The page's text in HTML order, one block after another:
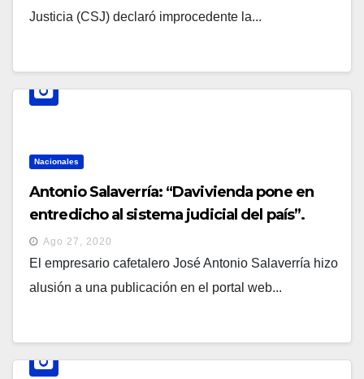
Justicia (CSJ) declaró improcedente la...
Nacionales
Antonio Salaverría: “Davivienda pone en
entredicho al sistema judicial del país”.
Ago 27, 2020
El empresario cafetalero José Antonio Salaverría hizo
alusión a una publicación en el portal web...